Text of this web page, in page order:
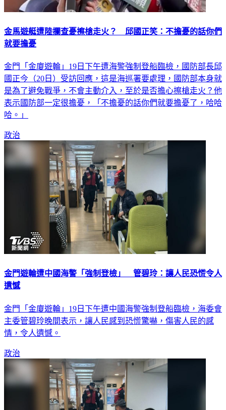
金馬遊艇遭陸攔查憂擦槍走火？ 邱國正笑：不擔憂的話你們
就要擔憂
金門「金廈遊輪」19日下午遭海警強制登船臨檢，國防部長邱
國正今（20日）受訪回應，這是海巡署要處理，國防部本身就
是為了避免戰爭，不會主動介入，至於是否擔心擦槍走火？他
表示國防部一定很擔憂，「不擔憂的話你們就要擔憂了，哈哈
哈。」
政治
金門遊輪遭中國海警「強制登檢」 管碧玲：讓人民恐慌令人
遺憾
金門「金廈遊輪」19日下午遭中國海警強制登船臨檢，海委會
主委管碧玲晚間表示，讓人民感到恐慌驚嚇，傷害人民的感
情，令人遺憾。
政治